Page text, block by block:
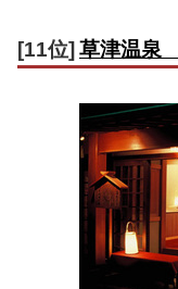
[11位] 草津温泉